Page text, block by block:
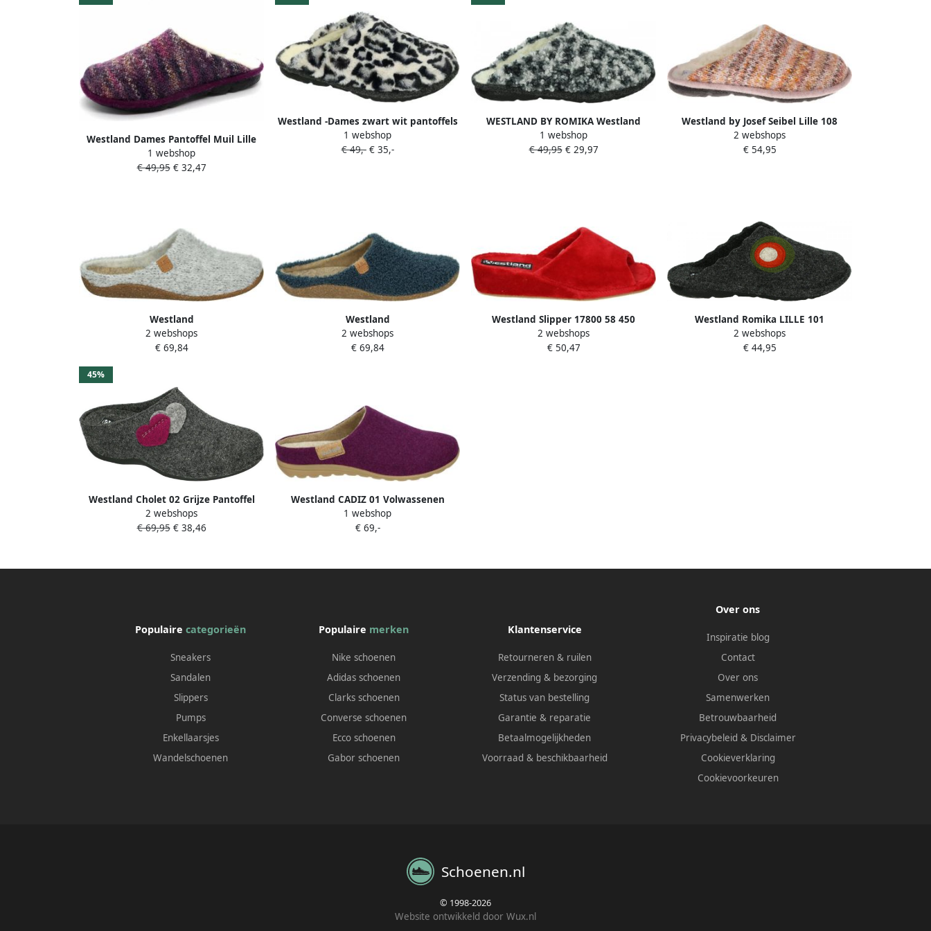
Westland Dames Pantoffel Muil Lille
28108-541 Lila Combi
1 webshop
€ 49,95€ 32,47
Westland -Dames zwart wit pantoffels
1 webshop
€ 49,-€ 35,-
WESTLAND BY ROMIKA Westland
Romika LILLE 108 Volwassenen Dames
pantoffels Kleur Grijs
1 webshop
€ 49,95€ 29,97
Westland by Josef Seibel Lille 108
Pantoffels
2 webshops
€ 54,95
Westland
VINNY~03~~~~~~~~~~~~~~~~~~~~~~
Dames pantoffels Grijs
2 webshops
€ 69,84
Westland
VINNY~03~~~~~~~~~~~~~~~~~~~~~~
Dames pantoffels Blauw
2 webshops
€ 69,84
Westland Slipper 17800 58 450
Marseille Hibiscus Rood 4½ 37½
2 webshops
€ 50,47
Westland Romika LILLE 101
Volwassenen Dames pantoffels Kleur
Grijs
2 webshops
€ 44,95
45%
Westland Cholet 02 Grijze Pantoffel
Losse Zool
2 webshops
€ 69,95€ 38,46
Westland CADIZ 01 Volwassenen
Dames pantoffels Paars
1 webshop
€ 69,-
Populairecategorieën
Sneakers
Sandalen
Slippers
Pumps
Enkellaarsjes
Wandelschoenen
Populaire merken
Nike schoenen
Adidas schoenen
Clarks schoenen
Converse schoenen
Ecco schoenen
Gabor schoenen
Klantenservice
Retourneren & ruilen
Verzending & bezorging
Status van bestelling
Garantie & reparatie
Betaalmogelijkheden
Voorraad & beschikbaarheid
Over ons
Inspiratie blog
Contact
Over ons
Samenwerken
Betrouwbaarheid
Privacybeleid & Disclaimer
Cookieverklaring
Cookievoorkeuren
Schoenen.nl
© 1998-2026
Website ontwikkeld door Wux.nl